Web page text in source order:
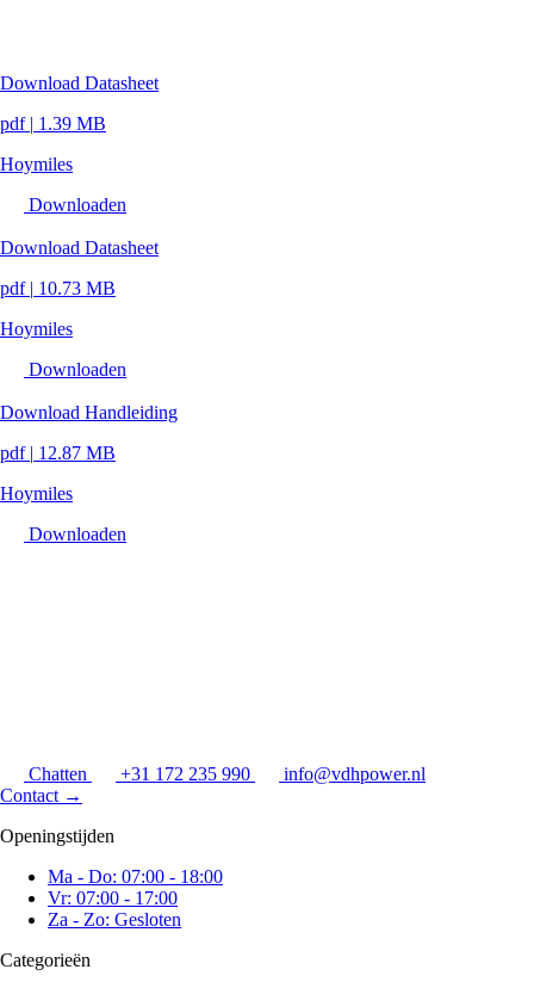
Download Datasheet
pdf | 1.39 MB
Hoymiles
Downloaden
Download Datasheet
pdf | 10.73 MB
Hoymiles
Downloaden
Download Handleiding
pdf | 12.87 MB
Hoymiles
Downloaden
Chatten +31 172 235 990
info@vdhpower.nl
Contact →
Openingstijden
Ma - Do: 07:00 - 18:00
Vr: 07:00 - 17:00
Za - Zo: Gesloten
Categorieën